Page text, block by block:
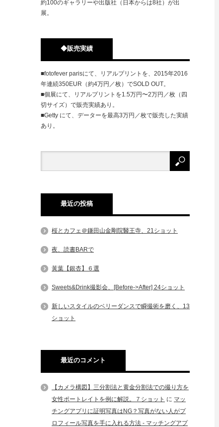
約100のギャラリーや出版社（日本からは8社）が出
展。
◆販売実績
■fotofever parisにて、リアルプリントを、2015年2016
年連続350EUR（約4万円／枚）でSOLD OUT。
■個展にて、リアルプリントを1.5万円〜2万円／枚（四
切サイズ）で販売実績あり。
■Getty にて、データーを最高3万円／枚で販売した実績
あり。
最近の投稿
桜とカフェ＠鎌田山金剛院醫王寺、21ショット
夜、読書BARで
黃葉【銀杏】６選
Sweets&Drink撮影会、[Before->After] 24ショット
新しいスタイルのベリーダンスで瞬撮術を磨く、13
ショット
最近のコメント
【カメラ構図】三分割法と黄金分割法での撮り方を
女性ポートレイトを例に解説。７ショット に マッ
チングアプリに証明写真はNG？写真がない人がプ
ロフィール写真を手に入れる方法 - マッチングアプ